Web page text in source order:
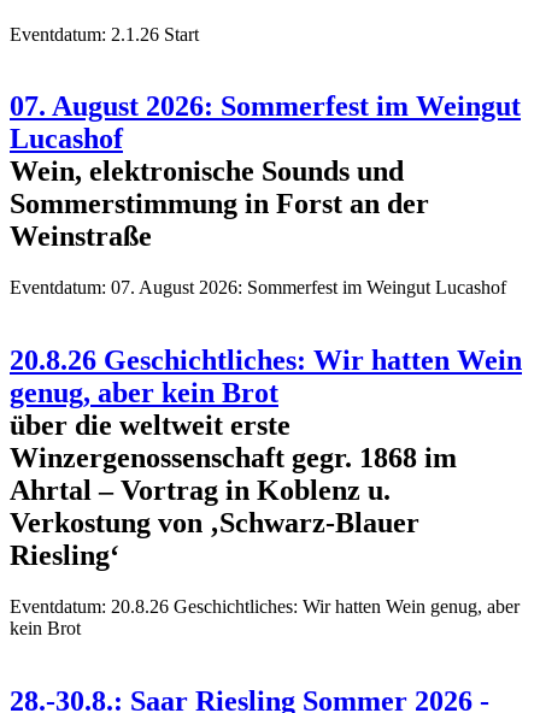
Eventdatum: 2.1.26 Start
07. August 2026: Sommerfest im Weingut
Lucashof
Wein, elektronische Sounds und
Sommerstimmung in Forst an der
Weinstraße
Eventdatum: 07. August 2026: Sommerfest im Weingut Lucashof
20.8.26 Geschichtliches: Wir hatten Wein
genug, aber kein Brot
über die weltweit erste
Winzergenossenschaft gegr. 1868 im
Ahrtal – Vortrag in Koblenz u.
Verkostung von ‚Schwarz-Blauer
Riesling‘
Eventdatum: 20.8.26 Geschichtliches: Wir hatten Wein genug, aber
kein Brot
28.-30.8.: Saar Riesling Sommer 2026 -